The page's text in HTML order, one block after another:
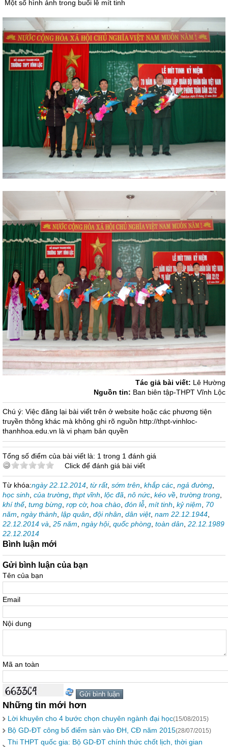
Một số hình ảnh trong buổi lễ mít tinh
Tác giả bài viết: Lê Hường
Nguồn tin: Ban biên tập-THPT Vĩnh Lộc
Chú ý: Việc đăng lại bài viết trên ở website hoặc các phương tiện
truyền thông khác mà không ghi rõ nguồn http://thpt-vinhloc-
thanhhoa.edu.vn là vi phạm bản quyền
Tổng số điểm của bài viết là: 1 trong 1 đánh giá
Click để đánh giá bài viết
Từ khóa:ngày 22.12.2014, từ rất, sớm trên, khắp các, ngả đường,
học sinh, của trường, thpt vĩnh, lộc đã, nô nức, kéo về, trường trong,
khí thế, tưng bừng, rợp cờ, hoa chào, đón lễ, mít tinh, kỷ niệm, 70
năm, ngày thành, lập quân, đội nhân, dân việt, nam 22.12.1944,
22.12.2014 và, 25 năm, ngày hội, quốc phòng, toàn dân, 22.12.1989
22.12.2014
Bình luận mới
Gửi bình luận của bạn
Tên của bạn
Email
Nội dung
Mã an toàn
Những tin mới hơn
Lời khuyên cho 4 bước chọn chuyên ngành đại học(15/08/2015)
Bộ GD-ĐT công bố điểm sàn vào ĐH, CĐ năm 2015(28/07/2015)
Thi THPT quốc gia: Bộ GD-ĐT chính thức chốt lịch, thời gian